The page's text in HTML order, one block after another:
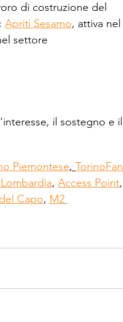
di costruzione del
Apriti Sesamo, attiva nel
settore
il sostegno e il
Piemontese, TorinoFan
, Access Point,
Capo, M2